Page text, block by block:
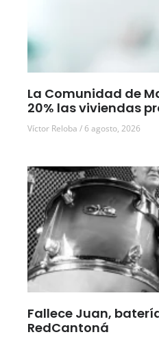
La Comunidad de
20% las viviendas
Víctor Reloba 6 agosto, 2026
Fallece Juan,
RedCantoná